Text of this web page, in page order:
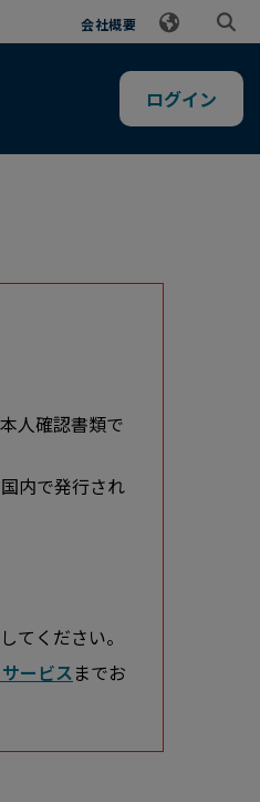
会社概要
ログイン
人確認書類で
内で発行され
てください。
ービスまでお